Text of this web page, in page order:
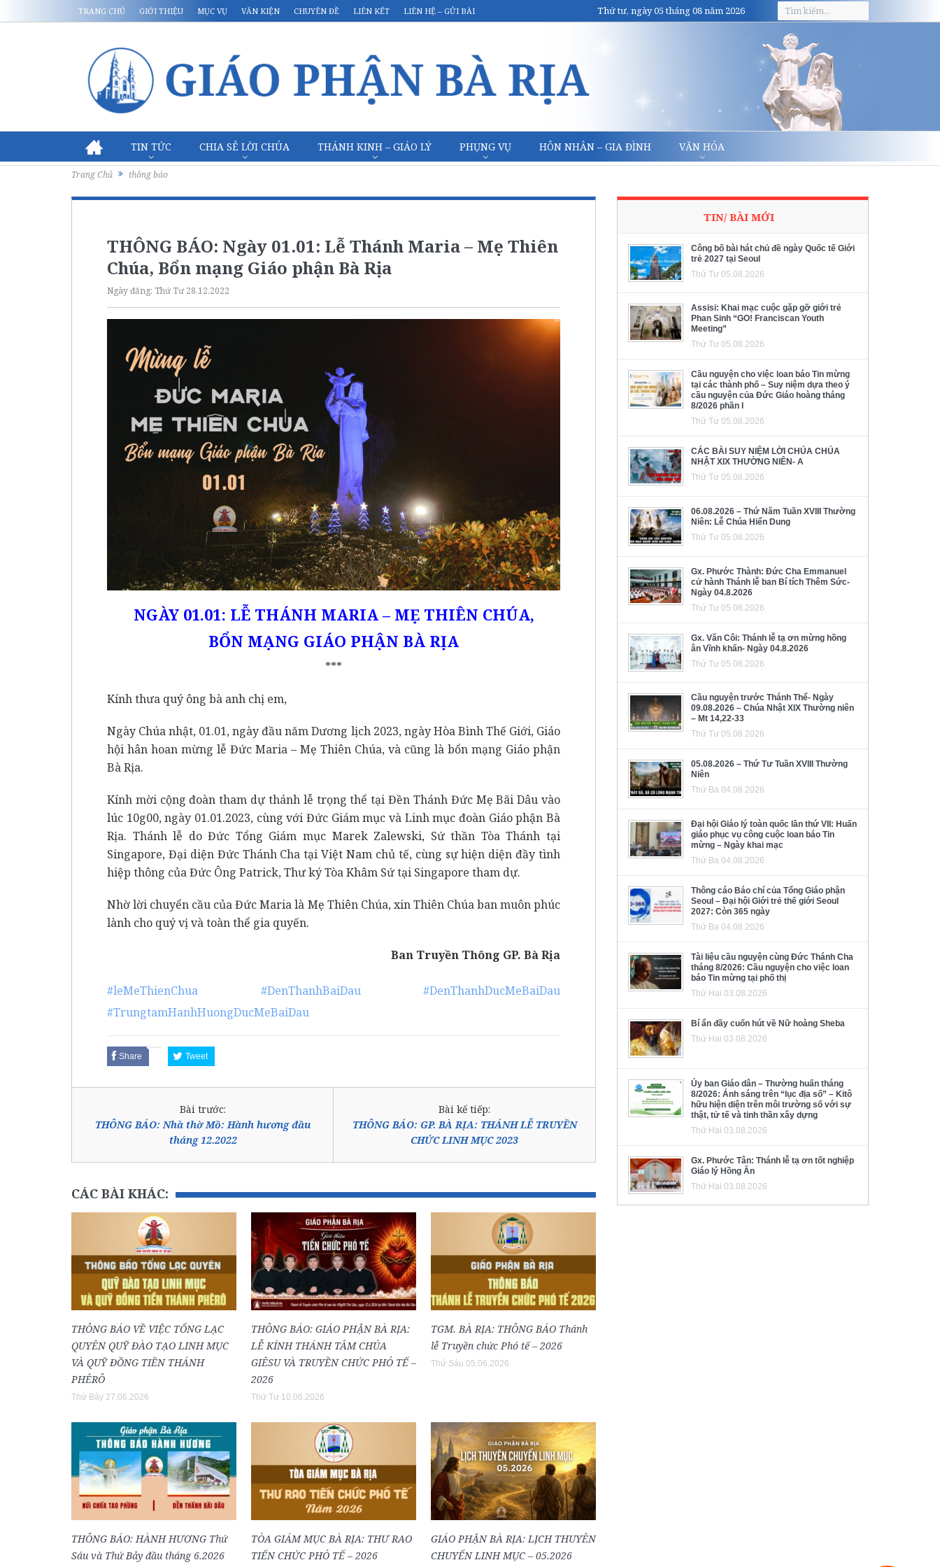
TRANG CHỦ GIỚI THIỆU MỤC VỤ VĂN KIỆN CHUYÊN ĐỀ LIÊN KẾT LIÊN HỆ – GỬI BÀI Thứ tư, ngày 05 tháng 08 năm 2026
TIN TỨC CHIA SẺ LỜI CHÚA THÁNH KINH – GIÁO LÝ PHỤNG VỤ HÔN NHÂN – GIA ĐÌNH VĂN HÓA
Trang Chủ thông báo
THÔNG BÁO: Ngày 01.01: Lễ Thánh Maria – Mẹ Thiên
Chúa, Bổn mạng Giáo phận Bà Rịa
Ngày đăng: Thứ Tư 28.12.2022
NGÀY 01.01: LỄ THÁNH MARIA – MẸ THIÊN CHÚA,
BỔN MẠNG GIÁO PHẬN BÀ RỊA
***
Kính thưa quý ông bà anh chị em,
Ngày Chúa nhật, 01.01, ngày đầu năm Dương lịch 2023, ngày Hòa Bình Thế Giới, Giáo
hội hân hoan mừng lễ Đức Maria – Mẹ Thiên Chúa, và cũng là bổn mạng Giáo phận
Bà Rịa.
Kính mời cộng đoàn tham dự thánh lễ trọng thể tại Đền Thánh Đức Mẹ Bãi Dâu vào
lúc 10g00, ngày 01.01.2023, cùng với Đức Giám mục và Linh mục đoàn Giáo phận Bà
Rịa. Thánh lễ do Đức Tổng Giám mục Marek Zalewski, Sứ thần Tòa Thánh tại
Singapore, Đại diện Đức Thánh Cha tại Việt Nam chủ tế, cùng sự hiện diện đầy tình
hiệp thông của Đức Ông Patrick, Thư ký Tòa Khâm Sứ tại Singapore tham dự.
Nhờ lời chuyển cầu của Đức Maria là Mẹ Thiên Chúa, xin Thiên Chúa ban muôn phúc
lành cho quý vị và toàn thể gia quyến.
Ban Truyền Thông GP. Bà Rịa
#leMeThienChua #DenThanhBaiDau
#DenThanhDucMeBaiDau
#TrungtamHanhHuongDucMeBaiDau
Share Tweet
Bài trước:
THÔNG BÁO: Nhà thờ Mồ: Hành hương đầu
tháng 12.2022
Bài kế tiếp:
THÔNG BÁO: GP. BÀ RỊA: THÁNH LỄ TRUYỀN
CHỨC LINH MỤC 2023
CÁC BÀI KHÁC:
THÔNG BÁO VỀ VIỆC TỔNG LẠC
QUYÊN QUỸ ĐÀO TẠO LINH MỤC
VÀ QUỸ ĐỒNG TIỀN THÁNH
PHÊRÔ
Thứ Bảy 27.06.2026
THÔNG BÁO: GIÁO PHẬN BÀ RỊA:
LỄ KÍNH THÁNH TÂM CHÚA
GIÊSU VÀ TRUYỀN CHỨC PHÓ TẾ –
2026
Thứ Tư 10.06.2026
TGM. BÀ RỊA: THÔNG BÁO Thánh
lễ Truyền chức Phó tế – 2026
Thứ Sáu 05.06.2026
THÔNG BÁO: HÀNH HƯƠNG Thứ
Sáu và Thứ Bảy đầu tháng 6.2026
TÒA GIÁM MỤC BÀ RỊA: THƯ RAO
TIẾN CHỨC PHÓ TẾ – 2026
GIÁO PHẬN BÀ RỊA: LỊCH THUYÊN
CHUYỂN LINH MỤC – 05.2026
TIN/ BÀI MỚI
Công bố bài hát chủ đề ngày Quốc tế Giới
trẻ 2027 tại Seoul
Thứ Tư 05.08.2026
Assisi: Khai mạc cuộc gặp gỡ giới trẻ
Phan Sinh “GO! Franciscan Youth
Meeting”
Thứ Tư 05.08.2026
Cầu nguyện cho việc loan báo Tin mừng
tại các thành phố – Suy niệm dựa theo ý
cầu nguyện của Đức Giáo hoàng tháng
8/2026 phần I
Thứ Tư 05.08.2026
CÁC BÀI SUY NIỆM LỜI CHÚA CHÚA
NHẬT XIX THƯỜNG NIÊN- A
Thứ Tư 05.08.2026
06.08.2026 – Thứ Năm Tuần XVIII Thường
Niên: Lễ Chúa Hiển Dung
Thứ Tư 05.08.2026
Gx. Phước Thành: Đức Cha Emmanuel
cử hành Thánh lễ ban Bí tích Thêm Sức-
Ngày 04.8.2026
Thứ Tư 05.08.2026
Gx. Văn Côi: Thánh lễ tạ ơn mừng hồng
ân Vĩnh khấn- Ngày 04.8.2026
Thứ Tư 05.08.2026
Cầu nguyện trước Thánh Thể- Ngày
09.08.2026 – Chúa Nhật XIX Thường niên
– Mt 14,22-33
Thứ Tư 05.08.2026
05.08.2026 – Thứ Tư Tuần XVIII Thường
Niên
Thứ Ba 04.08.2026
Đại hội Giáo lý toàn quốc lần thứ VII: Huấn
giáo phục vụ công cuộc loan báo Tin
mừng – Ngày khai mạc
Thứ Ba 04.08.2026
Thông cáo Báo chí của Tổng Giáo phận
Seoul – Đại hội Giới trẻ thế giới Seoul
2027: Còn 365 ngày
Thứ Ba 04.08.2026
Tài liệu cầu nguyện cùng Đức Thánh Cha
tháng 8/2026: Cầu nguyện cho việc loan
báo Tin mừng tại phố thị
Thứ Hai 03.08.2026
Bí ẩn đầy cuốn hút về Nữ hoàng Sheba
Thứ Hai 03.08.2026
Ủy ban Giáo dân – Thường huấn tháng
8/2026: Ánh sáng trên “lục địa số” – Kitô
hữu hiện diện trên môi trường số với sự
thật, tử tế và tinh thần xây dựng
Thứ Hai 03.08.2026
Gx. Phước Tân: Thánh lễ tạ ơn tốt nghiệp
Giáo lý Hồng Ân
Thứ Hai 03.08.2026